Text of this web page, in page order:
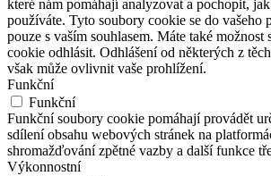
které nám pomáhají analyzovat a pochopit,
používáte. Tyto soubory cookie se do vašeho
pouze s vaším souhlasem. Máte také možnost
cookie odhlásit. Odhlášení od některých z
však může ovlivnit vaše prohlížení.
Funkční
Funkční
Funkční soubory cookie pomáhají provádět
sdílení obsahu webových stránek na
shromažďování zpětné vazby a další funkce
Výkonnostní